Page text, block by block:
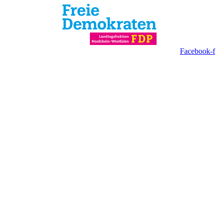
Facebook-f